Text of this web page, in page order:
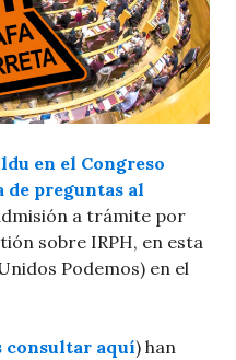
en el Congreso
preguntas al
a trámite por
sobre IRPH, en esta
Podemos) en el
consultar aquí) han